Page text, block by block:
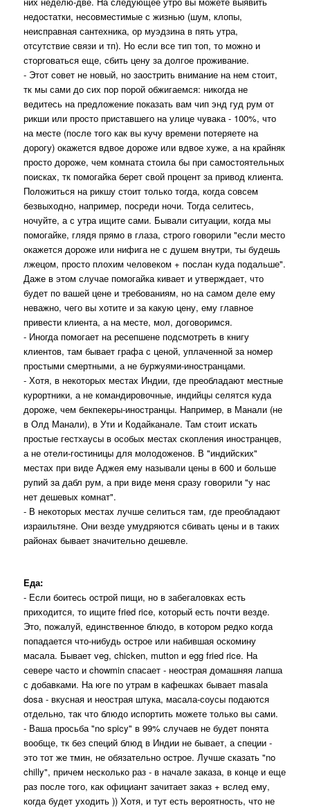
недостатки, несовместимые с жизнью (шум, клопы,
неисправная сантехника, ор муэдзина в пять утра,
отсутствие связи и тп). Но если все тип топ, то можно и
сторговаться еще, сбить цену за долгое проживание.
- Этот совет не новый, но заострить внимание на нем стоит,
тк мы сами до сих пор порой обжигаемся: никогда не
ведитесь на предложение показать вам чип энд гуд рум от
рикши или просто приставшего на улице чувака - 100%, что
на месте (после того как вы кучу времени потеряете на
дорогу) окажется вдвое дороже или вдвое хуже, а на крайняк
просто дороже, чем комната стоила бы при самостоятельных
поисках, тк помогайка берет свой процент за привод клиента.
Положиться на рикшу стоит только тогда, когда совсем
безвыходно, например, посреди ночи. Тогда селитесь,
ночуйте, а с утра ищите сами. Бывали ситуации, когда мы
помогайке, глядя прямо в глаза, строго говорили "если место
окажется дороже или нифига не с душем внутри, ты будешь
лжецом, просто плохим человеком + послан куда подальше".
Даже в этом случае помогайка кивает и утверждает, что
будет по вашей цене и требованиям, но на самом деле ему
неважно, чего вы хотите и за какую цену, ему главное
привести клиента, а на месте, мол, договоримся.
- Иногда помогает на ресепшене подсмотреть в книгу
клиентов, там бывает графа с ценой, уплаченной за номер
простыми смертными, а не буржуями-иностранцами.
- Хотя, в некоторых местах Индии, где преобладают местные
курортники, а не командировочные, индийцы селятся куда
дороже, чем бекпекеры-иностранцы. Например, в Манали (не
в Олд Манали), в Ути и Кодайканале. Там стоит искать
простые гестхаусы в особых местах скопления иностранцев,
а не отели-гостиницы для молодоженов. В "индийских"
местах при виде Аджея ему называли цены в 600 и больше
рупий за дабл рум, а при виде меня сразу говорили "у нас
нет дешевых комнат".
- В некоторых местах лучше селиться там, где преобладают
израильтяне. Они везде умудряются сбивать цены и в таких
районах бывает значительно дешевле.
Еда:
- Если боитесь острой пищи, но в забегаловках есть
приходится, то ищите fried rice, который есть почти везде.
Это, пожалуй, единственное блюдо, в котором редко когда
попадается что-нибудь острое или набившая оскомину
масала. Бывает veg, chicken, mutton и egg fried rice. На
севере часто и chowmin спасает - неострая домашняя лапша
с добавками. На юге по утрам в кафешках бывает masala
dosa - вкусная и неострая штука, масала-соусы подаются
отдельно, так что блюдо испортить можете только вы сами.
- Ваша просьба "no spicy" в 99% случаев не будет понята
вообще, тк без специй блюд в Индии не бывает, а специи -
это тот же тмин, не обязательно острое. Лучше сказать "no
chilly", причем несколько раз - в начале заказа, в конце и еще
раз после того, как официант зачитает заказ + вслед ему,
когда будет уходить )) Хотя, и тут есть вероятность, что не